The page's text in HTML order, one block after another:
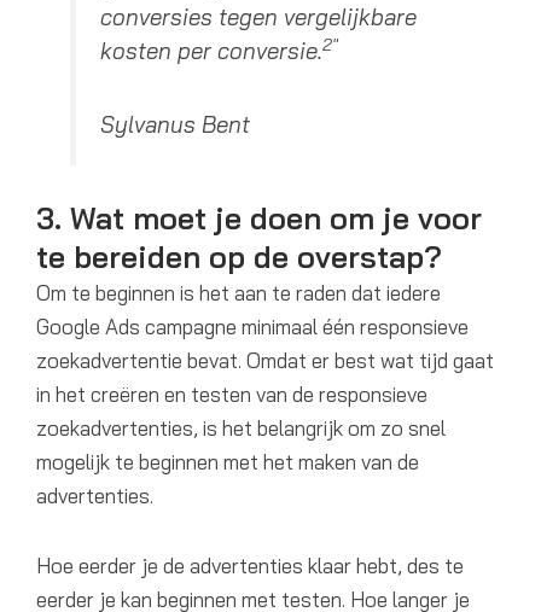
conversies tegen vergelijkbare
kosten per conversie.2″
Sylvanus Bent
3. Wat moet je doen om je voor
te bereiden op de overstap?
Om te beginnen is het aan te raden dat iedere
Google Ads campagne minimaal één responsieve
zoekadvertentie bevat. Omdat er best wat tijd gaat
in het creëren en testen van de responsieve
zoekadvertenties, is het belangrijk om zo snel
mogelijk te beginnen met het maken van de
advertenties.
Hoe eerder je de advertenties klaar hebt, des te
eerder je kan beginnen met testen. Hoe langer je